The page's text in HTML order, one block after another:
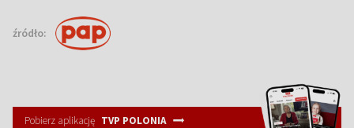
źródło:
Pobierz aplikację TVP POLONIA